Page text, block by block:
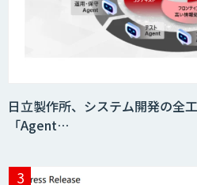
日立製作所、システム開発の全
「Agent…